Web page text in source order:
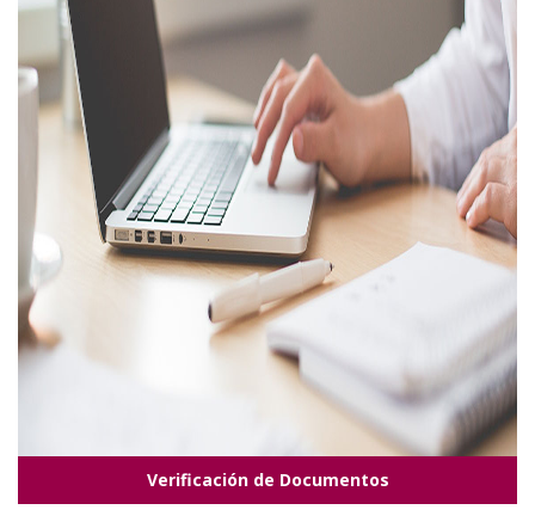
Verificación de Documentos